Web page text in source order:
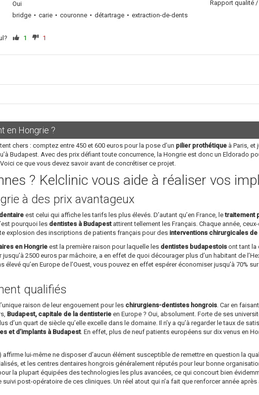
Rapport qualité /
Oui
bridge carie couronne détartrage extraction-de-dents
1 1
en Hongrie ?
chers : comptez entre 450 et 600 euros pour la pose d’un pilier prothétique à Paris, et
Budapest. Avec des prix défiant toute concurrence, la Hongrie est donc un Eldorado
ce que vous devez savoir avant de concrétiser ce projet.
? Kelclinic vous aide à réaliser vos
à des prix avantageux
est celui qui affiche les tarifs les plus élevés. D’autant qu’en France, letraitement
pourquoi les dentistes à Budapestattirent tellement les Français. Chaque année,
explosion des inscriptions de patients français pour des interventions chirurgicales de
en Hongrieest la première raison pour laquelle les dentistes budapestois ont tant la
2500 euros par mâchoire, a en effet de quoi décourager plus d’un habitant de
élevé qu’en Europe de l’Ouest, vous pouvez en effet espérer économiser jusqu’à 70%
qualifiés
raison de leur engouement pour les chirurgiens-dentistes hongrois. Car en
Budapest, capitale de la dentisterie en Europe ? Oui, absolument. Forte de ses
d’un quart de siècle qu’elle excelle dans le domaine. Il n’y a qu’à regarder le taux de
et d’implants à Budapest. En effet, plus de neuf patients européens sur dix venus en
affirme lui-même ne disposer d’aucun élément susceptible de remettre en question la
et les centres dentaires hongrois généralement réputés pour leur bonne
la plupart équipées des technologies les plus avancées, ce qui concourt bien
post-opératoire de ces cliniques. Un réel atout qui n’a fait que renforcer année